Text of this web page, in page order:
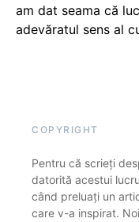
am dat seama că
adevăratul sens al
COPYRIGHT
Pentru că scrieți
datorită acestui
când preluați un
care v-a inspirat.